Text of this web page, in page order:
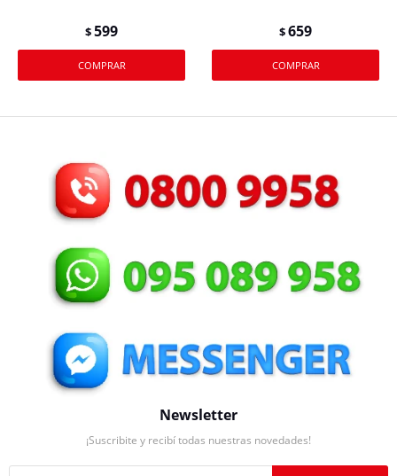
$599 $659
Newsletter
¡Suscribite y recibí todas nuestras novedades!